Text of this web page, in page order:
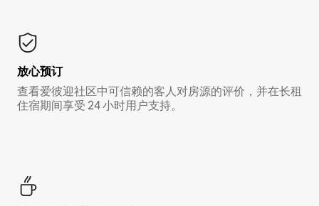
放心预订
查看爱彼迎社区中可信赖的客人对房源的评价，并在长租
住宿期间享受 24 小时用户支持。